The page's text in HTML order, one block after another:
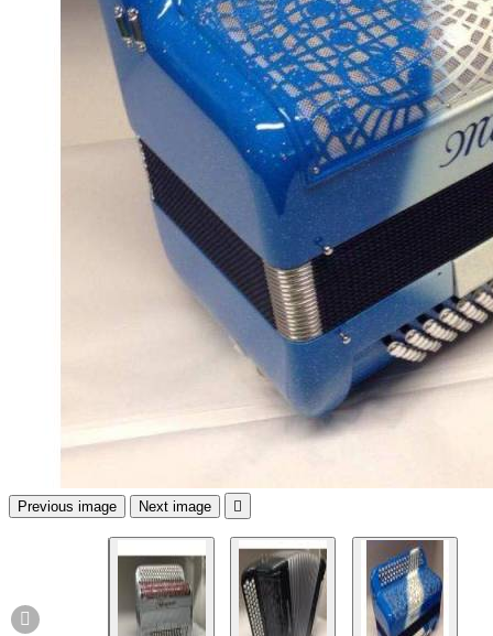
Previous image Next image 
